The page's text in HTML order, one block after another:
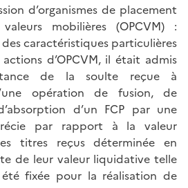
d’organismes de placement
mobilières (OPCVM) :
caractéristiques particulières
d’OPCVM, il était admis
de la soulte reçue à
opération de fusion, de
d’un FCP par une
par rapport à la valeur
titres reçus déterminée en
de leur valeur liquidative telle
été fixée pour la réalisation de